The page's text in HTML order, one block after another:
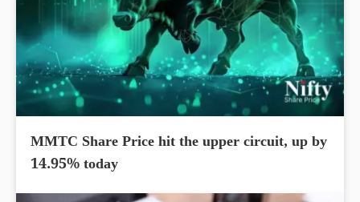
MMTC Share Price hit the upper circuit, up by
14.95% today